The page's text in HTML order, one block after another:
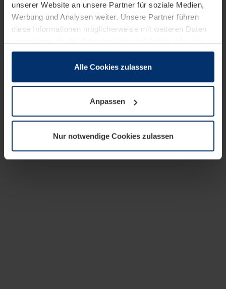
unserer Website an unsere Partner für soziale Medien,
Werbung und Analysen weiter. Unsere Partner führen
diese Informationen möglicherweise mit weiteren Daten
sie im Rahmen Ihrer Nutzung der Dienste gesammelt
wenn diese für den Betrieb dieser Seite unbedingt
notwendig sind. Für alle anderen Cookie-Typen benötigen
wir Ihre Erlaubnis. Ihre Einwilligung können Sie jederzeit
Datenschutzerklärungunserer Website ändern oder
widerrufen.
Alle Cookies zulassen
Anpassen
Nur notwendige Cookies zulassen